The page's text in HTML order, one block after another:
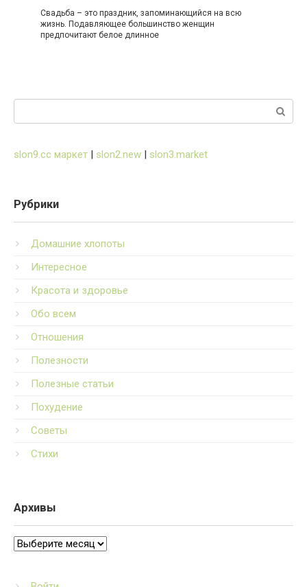
Свадьба – это праздник, запоминающийся на всю
жизнь. Подавляющее большинство женщин
предпочитают белое длинное
Поиск:
slon9.cc маркет | slon2.new | slon3.market
Рубрики
Домашние хлопоты
Интересное
Красота и здоровье
Обо всем
Отношения
Полезности
Полезные статьи
Похудение
Советы
Стихи
Архивы
Архивы